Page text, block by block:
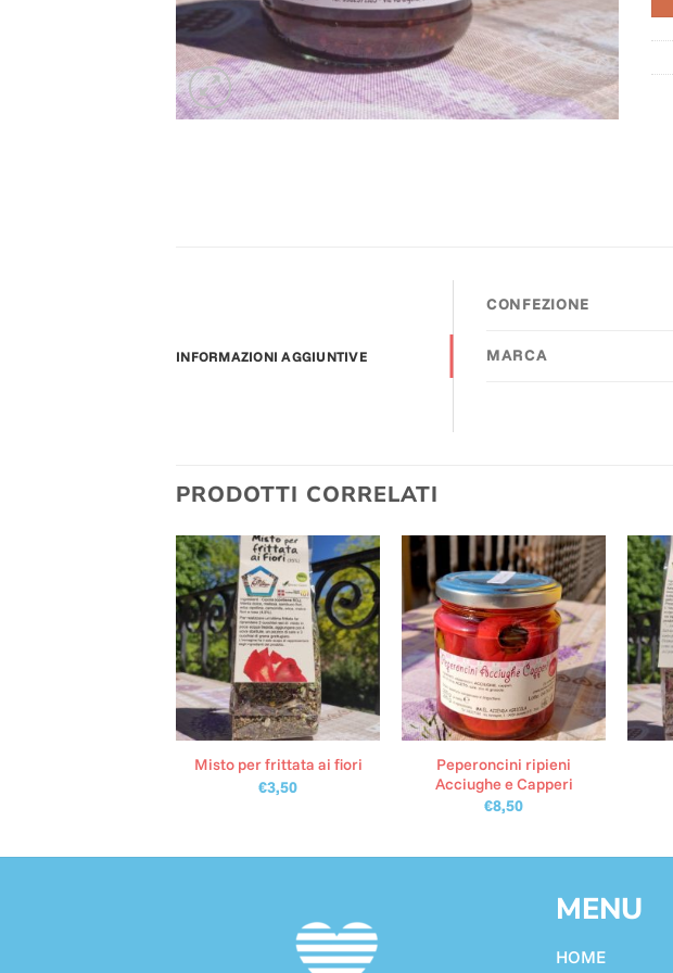
INFORMAZIONI AGGIUNTIVE
CONFEZIONE
MARCA
PRODOTTI CORRELATI
Misto per frittata ai fiori
€3,50
Peperoncini ripieni
Acciughe e Capperi
€8,50
MENU
HOME